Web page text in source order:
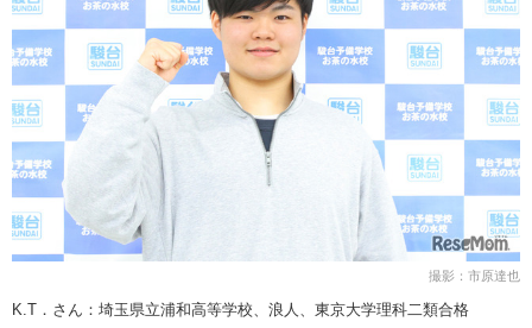
撮影：市原達也
K.T．さん：埼玉県立浦和高等学校、浪人、東京大学理科二類合格